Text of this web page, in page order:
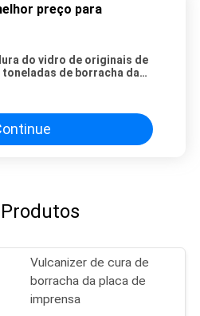
preço para
do vidro de originais de
toneladas de borracha da
Vulcanizer de cura de
borracha da placa de
imprensa